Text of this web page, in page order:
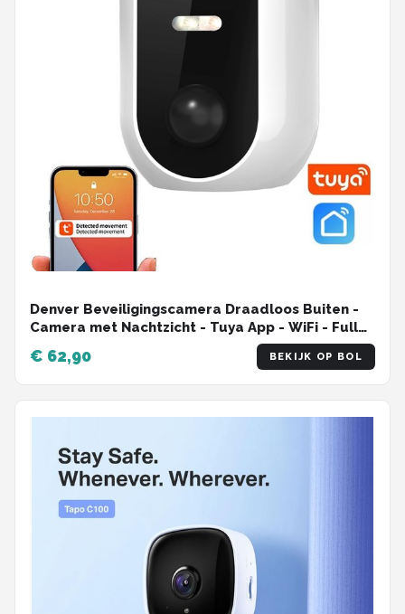
Denver Beveiligingscamera Draadloos Buiten -
Camera met Nachtzicht - Tuya App - WiFi - Full
HD - 1080P - Bewegingsdetectie - Makkelijk te
installeren - IOB209 - Wit
€ 62,90 BEKIJK OP BOL